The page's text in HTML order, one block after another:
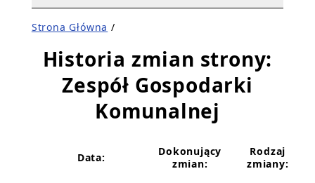
Strona Główna /
Historia zmian strony:
Zespół Gospodarki
Komunalnej
Data:
Dokonujący
zmian:
Rodzaj
zmiany: